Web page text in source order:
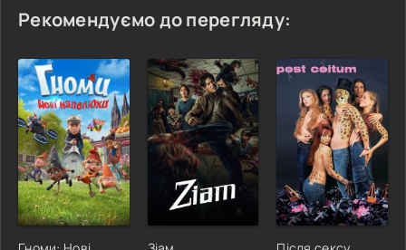
Рекомендуємо до перегляду: